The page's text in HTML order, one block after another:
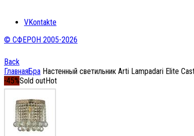
VKontakte
© СФЕРОН 2005-2026
Back
ГлавнаяБра Настенный светильник Arti Lampadari Elite
-45%Sold outHot